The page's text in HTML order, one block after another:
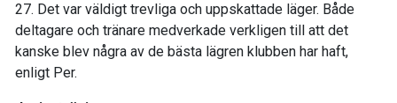
27. Det var väldigt trevliga och uppskattade läger. Både
deltagare och tränare medverkade verkligen till att det
kanske blev några av de bästa lägren klubben har haft,
enligt Per.